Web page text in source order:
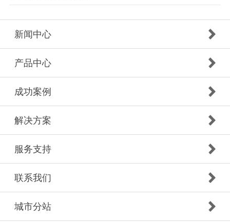
新闻中心
产品中心
成功案例
解决方案
服务支持
联系我们
城市分站